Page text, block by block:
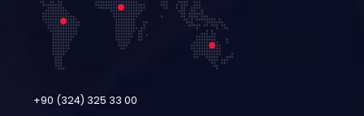
+90 (324) 325 33 00